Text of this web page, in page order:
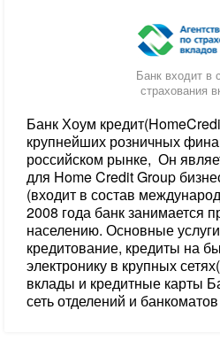
Банк входит в
страхования
Банк Хоум
крупнейших розничных
российском рынке, Он
для Home Credit Group
(входит в состав
2008 года банк занимается
населению. Основные
кредитование, кредиты на
электронику в крупных
вклады и кредитные карты
сеть отделений и